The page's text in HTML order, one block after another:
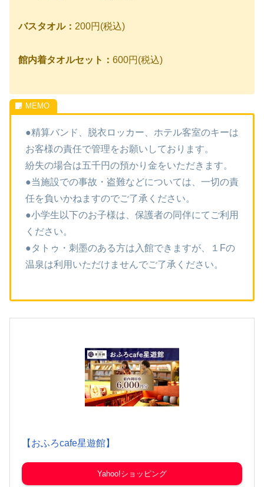
バスタオル： 200円(税込)
館内着タオルセット： 600円(税込)
●精算バンド、脱衣ロッカー、ホテル客室のキーは
お客様の責任で管理をお願いしております。
紛失の場合は五千円の預かり金をいただきます。
●当施設での事故・盗難などについては、一切の責
任を負いかねますのでご了承ください。
●小学生以下のお子様は、保護者の同伴にてご利用
ください。
●タトゥ・刺墨のある方は入館できますが、１Fの
温泉は利用いただけませんでご了承ください。
【おふろcafe星遊館】
Yahoo!ショッピング